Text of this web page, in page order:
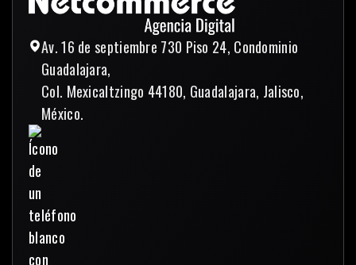
Av. 16 de septiembre 730 Piso 24, Condominio
Guadalajara,
Col. Mexicaltzingo 44180, Guadalajara, Jalisco,
México.